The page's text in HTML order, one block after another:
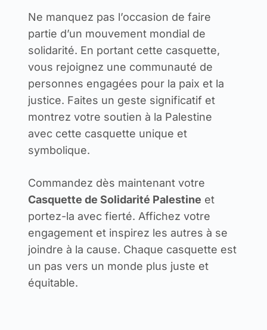
Ne manquez pas l’occasion de faire
partie d’un mouvement mondial de
solidarité. En portant cette casquette,
vous rejoignez une communauté de
personnes engagées pour la paix et la
justice. Faites un geste significatif et
montrez votre soutien à la Palestine
avec cette casquette unique et
symbolique.
Commandez dès maintenant votre
Casquette de Solidarité Palestine et
portez-la avec fierté. Affichez votre
engagement et inspirez les autres à se
joindre à la cause. Chaque casquette est
un pas vers un monde plus juste et
équitable.